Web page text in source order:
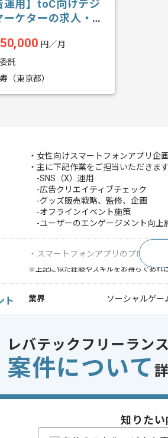
運用】toC向けデジ
ーケターの求人・案
円／月
託
（東京都）
・女性向けスマートフォンアプリ企
・主に下記作業をご担当いただきます
-SNS（X）運用
-広告クリエイティブチェック
-グッズ販売戦略、監修、企画
-オフラインイベント施策
-ユーザーのエンゲージメント向上
・スマートフォンアプリのプロモー
※上記に似た経験やスキルをお持ちであれ
ト 業界
ソーシャルゲー
参画実績あり ,
精算条件
有
精算基準時間
140時間〜180
支払いサイト
15日
レバテックフリーラン
案件について
知りたい